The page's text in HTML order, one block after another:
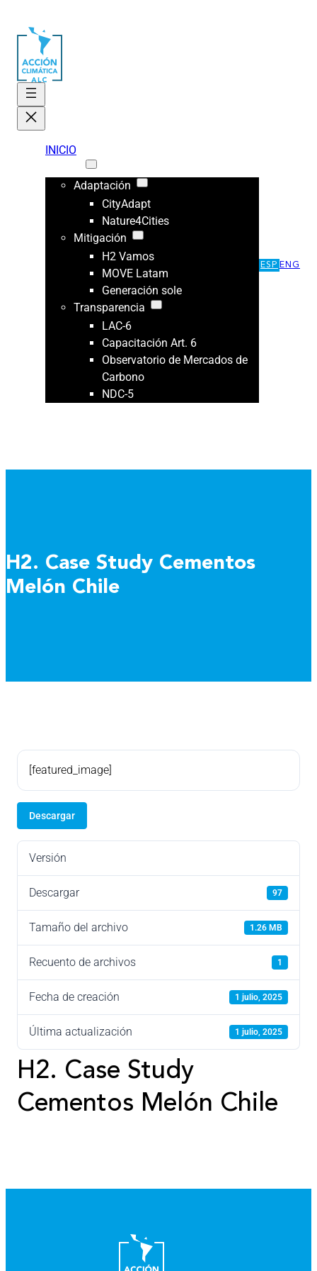
INICIO
Adaptación
CityAdapt
Nature4Cities
Mitigación
H2 Vamos
MOVE Latam
Generación sole
Transparencia
LAC-6
Capacitación Art. 6
Observatorio de Mercados de
Carbono
NDC-5
ESP ENG
H2. Case Study Cementos
Melón Chile
[featured_image]
Descargar
Versión
Descargar 97
Tamaño del archivo 1.26 MB
Recuento de archivos 1
Fecha de creación 1 julio, 2025
Última actualización 1 julio, 2025
H2. Case Study
Cementos Melón Chile